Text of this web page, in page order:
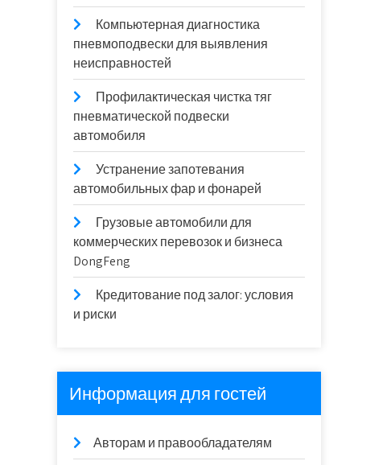
Компьютерная диагностика
пневмоподвески для выявления
неисправностей
Профилактическая чистка тяг
пневматической подвески
автомобиля
Устранение запотевания
автомобильных фар и фонарей
Грузовые автомобили для
коммерческих перевозок и бизнеса
DongFeng
Кредитование под залог: условия
и риски
Информация для гостей
Авторам и правообладателям